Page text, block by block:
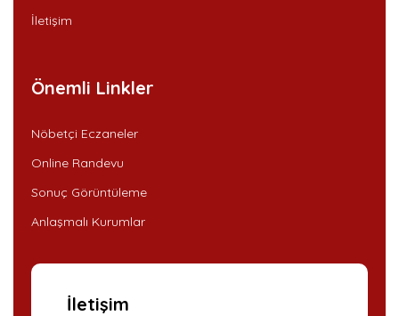
İletişim
Önemli Linkler
Nöbetçi Eczaneler
Online Randevu
Sonuç Görüntüleme
Anlaşmalı Kurumlar
İletişim